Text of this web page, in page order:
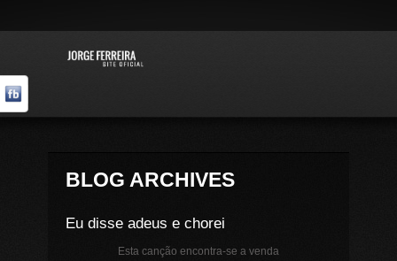
BLOG ARCHIVES
Eu disse adeus e chorei
Esta canção encontra-se a venda